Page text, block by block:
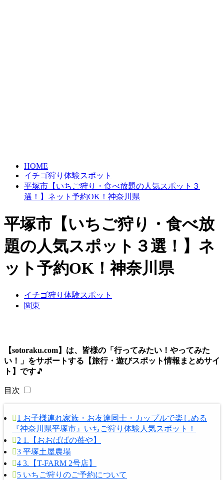
HOME
イチゴ狩り体験スポット
平塚市【いちご狩り・食べ放題の人気スポット３
選！】ネット予約OK！神奈川県
平塚市【いちご狩り・食べ放
題の人気スポット３選！】ネ
ット予約OK！神奈川県
イチゴ狩り体験スポット
関東
【sotoraku.com】は、皆様の「行ってみたい！やってみた
い！」をサポートする【旅行・遊びスポット情報まとめサイ
ト】です🎵
目次
1 お子様連れ家族・お友達同士・カップルで楽しめる
『神奈川県平塚市』いちご狩り体験人気スポット！
2 1.【おおぱぱの苺や】
3 平塚土屋農場
4 3.【T-FARM 2号店】
5 いちご狩りのご予約について